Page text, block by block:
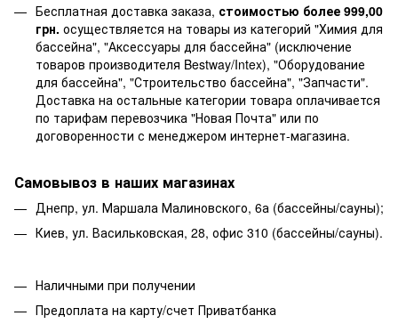
Бесплатная доставка заказа, стоимостью более 999,00
грн. осуществляется на товары из категорий "Химия для
бассейна", "Аксессуары для бассейна" (исключение
товаров производителя Bestway/Intex), "Оборудование
для бассейна", "Строительство бассейна", "Запчасти".
Доставка на остальные категории товара оплачивается
по тарифам перевозчика "Новая Почта" или по
договоренности с менеджером интернет-магазина.
Самовывоз в наших магазинах
Днепр, ул. Маршала Малиновского, 6а (бассейны/сауны);
Киев, ул. Васильковская, 28, офис 310 (бассейны/сауны).
Наличными при получении
Предоплата на карту/счет Приватбанка